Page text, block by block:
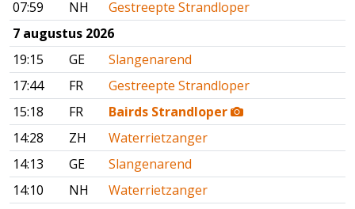
07:59
NH
Gestreepte Strandloper
7 augustus 2026
19:15
GE
Slangenarend
17:44
FR
Gestreepte Strandloper
15:18
FR
Bairds Strandloper
14:28
ZH
Waterrietzanger
14:13
GE
Slangenarend
14:10
NH
Waterrietzanger